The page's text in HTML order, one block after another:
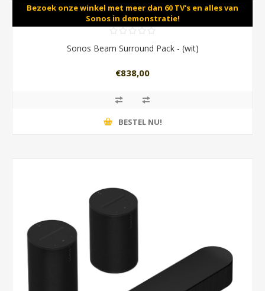
Bezoek onze winkel met meer dan 60 TV's en alles van
Sonos in demonstratie!
Sonos Beam Surround Pack - (wit)
€838,00
BESTEL NU!